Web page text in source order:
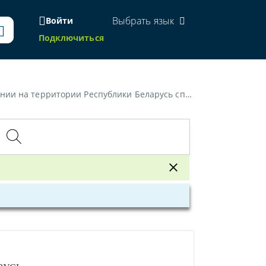
Войти
Подключиться
Выбрать язык
Беларусь спортивно-массовых мероприятий»